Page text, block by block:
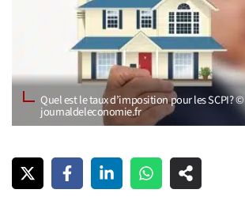
Quel est le taux d’imposition pour les SCPI ? ©
journaldeleconomie.fr